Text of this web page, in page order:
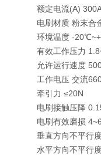
额定电流(A)
电刷材质 粉末合
环境温度 -
有效工作压力
允许运行速度
工作电压 交流
牵引力 ≤20N
电刷接触压降
电刷有效磨损
垂直方向不平行
水平方向不平行